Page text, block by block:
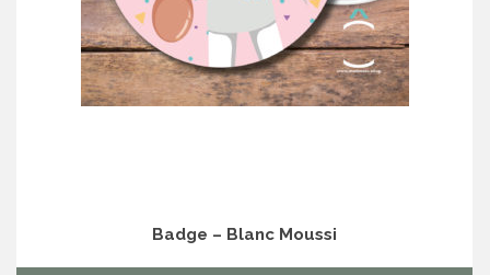
Badge – Blanc Moussi